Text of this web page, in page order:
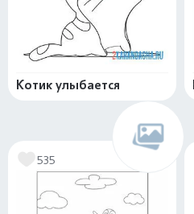
Котик улыбается
535